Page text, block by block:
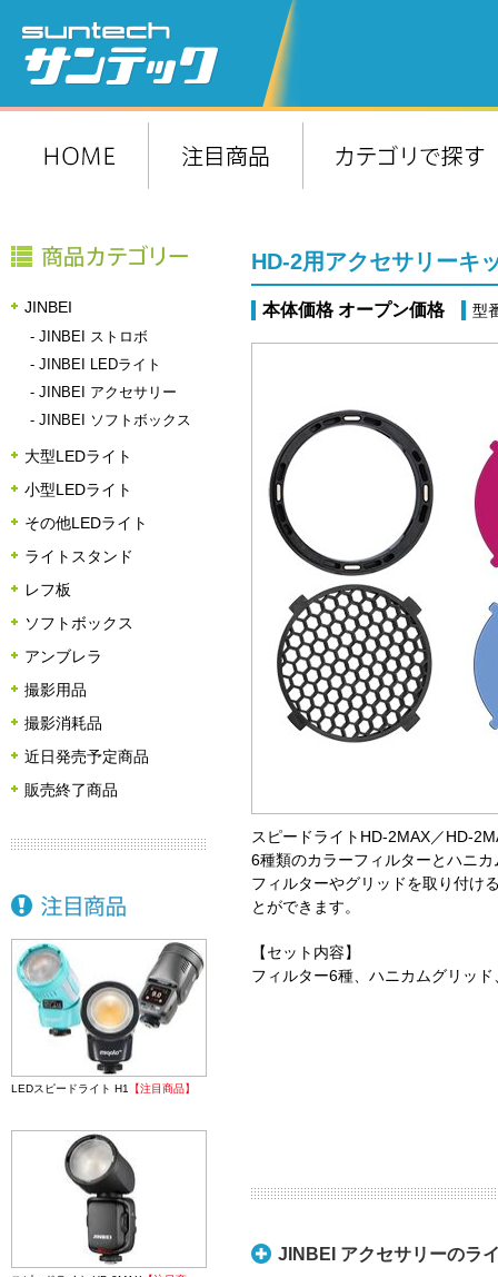
HD-2用アクセサリーキ
本体価格 オープン価格 型
スピードライトHD-2MAX／HD-
6種類のカラーフィルターとハニ
フィルターやグリッドを取り付け
とができます。
【セット内容】
フィルター6種、ハニカムグリッ
JINBEI アクセサリーのラ
JINBEI
- JINBEI ストロボ
- JINBEI LEDライト
- JINBEI アクセサリー
- JINBEI ソフトボックス
大型LEDライト
小型LEDライト
その他LEDライト
ライトスタンド
レフ板
ソフトボックス
アンブレラ
撮影用品
撮影消耗品
近日発売予定商品
販売終了商品
LEDスピードライト H1 【注目商品】